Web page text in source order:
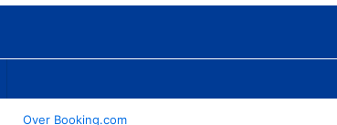
Over Booking.com